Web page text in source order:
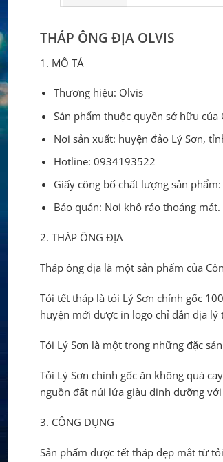
THÁP ÔNG ĐỊA OLVIS
1. MÔ TẢ
Thương hiệu: Olvis
Sản phẩm thuộc quyền sở hữu của
Nơi sản xuất: huyện đảo Lý Sơn,
Hotline: 0934193522
Giấy công bố chất lượng sản
Bảo quản: Nơi khô ráo thoáng mát.
2. THÁP ÔNG ĐỊA
Tháp ông địa là một sản phẩm của
Tỏi tết tháp là tỏi Lý Sơn chính gốc
huyện mới được in logo chỉ dẫn địa lý
Tỏi Lý Sơn là một trong những đặc
Tỏi Lý Sơn chính gốc ăn không quá
nguồn đất núi lửa giàu dinh dưỡng
3. CÔNG DỤNG
Sản phẩm được tết tháp đẹp mắt từ